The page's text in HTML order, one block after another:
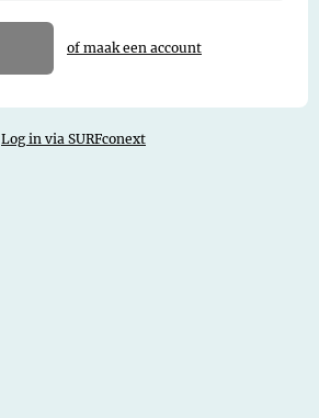
of maak een account
Log in via SURFconext